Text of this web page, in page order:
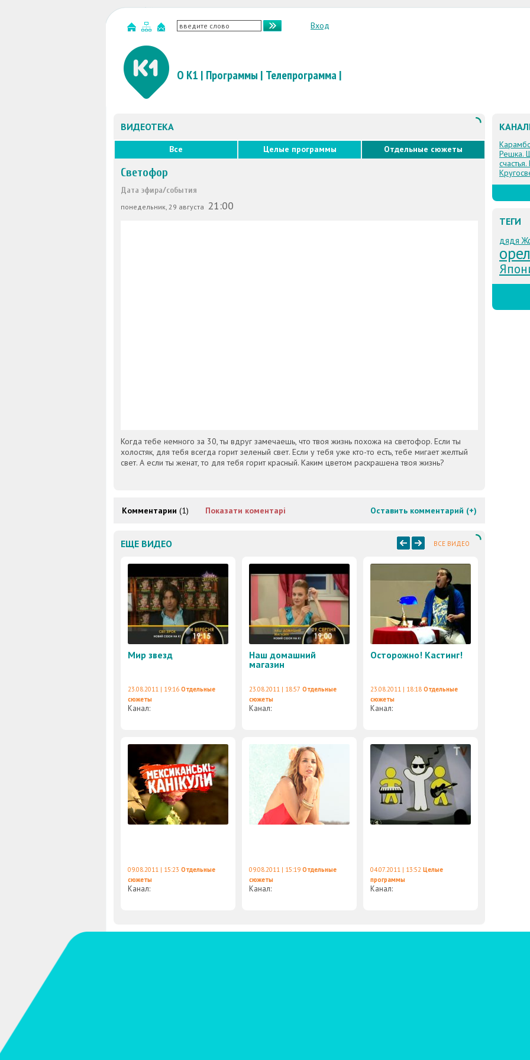
Вход
О К1 | Программы | Телепрограмма|
ВИДЕОТЕКА
Все Целые программы Отдельные сюжеты
Светофор
Дата эфира/события
понедельник, 29 августа 21:00
Когда тебе немного за 30, ты вдруг замечаешь, что твоя жизнь похожа на светофор. Если ты
холостяк, для тебя всегда горит зеленый свет. Если у тебя уже кто-то есть, тебе мигает желтый
свет. А если ты женат, то для тебя горит красный. Каким цветом раскрашена твоя жизнь?
Оставить комментарий (+)
Комментарии (1) Показати коментарі
ВСЕ ВИДЕО
ЕЩЕ ВИДЕО
Мир звезд
23.08.2011 | 19:16 Отдельные
сюжеты
Канал:
Наш домашний
магазин
23.08.2011 | 18:57 Отдельные
сюжеты
Канал:
Осторожно! Кастинг!
23.08.2011 | 18:18 Отдельные
сюжеты
Канал:
09.08.2011 | 15:23 Отдельные
сюжеты
Канал:
09.08.2011 | 15:19 Отдельные
сюжеты
Канал:
04.07.2011 | 13:52 Целые
программы
Канал:
Решка.
ТЕГИ
дядя